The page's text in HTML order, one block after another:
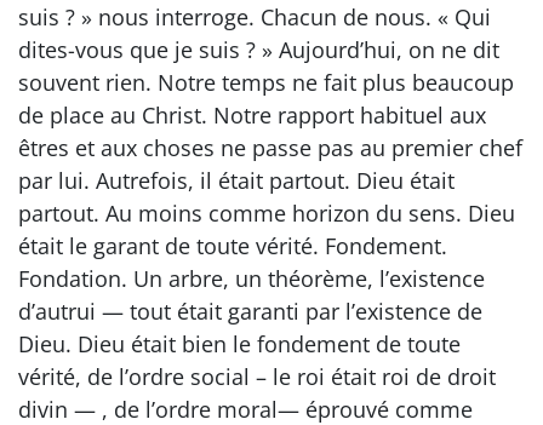
suis ? » nous interroge. Chacun de nous. « Qui
dites-vous que je suis ? » Aujourd’hui, on ne dit
souvent rien. Notre temps ne fait plus beaucoup
de place au Christ. Notre rapport habituel aux
êtres et aux choses ne passe pas au premier chef
par lui. Autrefois, il était partout. Dieu était
partout. Au moins comme horizon du sens. Dieu
était le garant de toute vérité. Fondement.
Fondation. Un arbre, un théorème, l’existence
d’autrui — tout était garanti par l’existence de
Dieu. Dieu était bien le fondement de toute
vérité, de l’ordre social – le roi était roi de droit
divin — , de l’ordre moral— éprouvé comme